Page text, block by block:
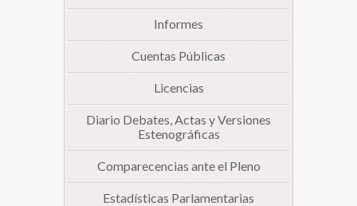
Informes
Cuentas Públicas
Licencias
Diario Debates, Actas y Versiones
Estenográficas
Comparecencias ante el Pleno
Estadísticas Parlamentarias